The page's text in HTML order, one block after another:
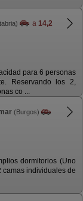
a 14,2
para 6 personas
Reservando los 2,
co ...
(Burgos)
dormitorios (Uno
camas individuales de